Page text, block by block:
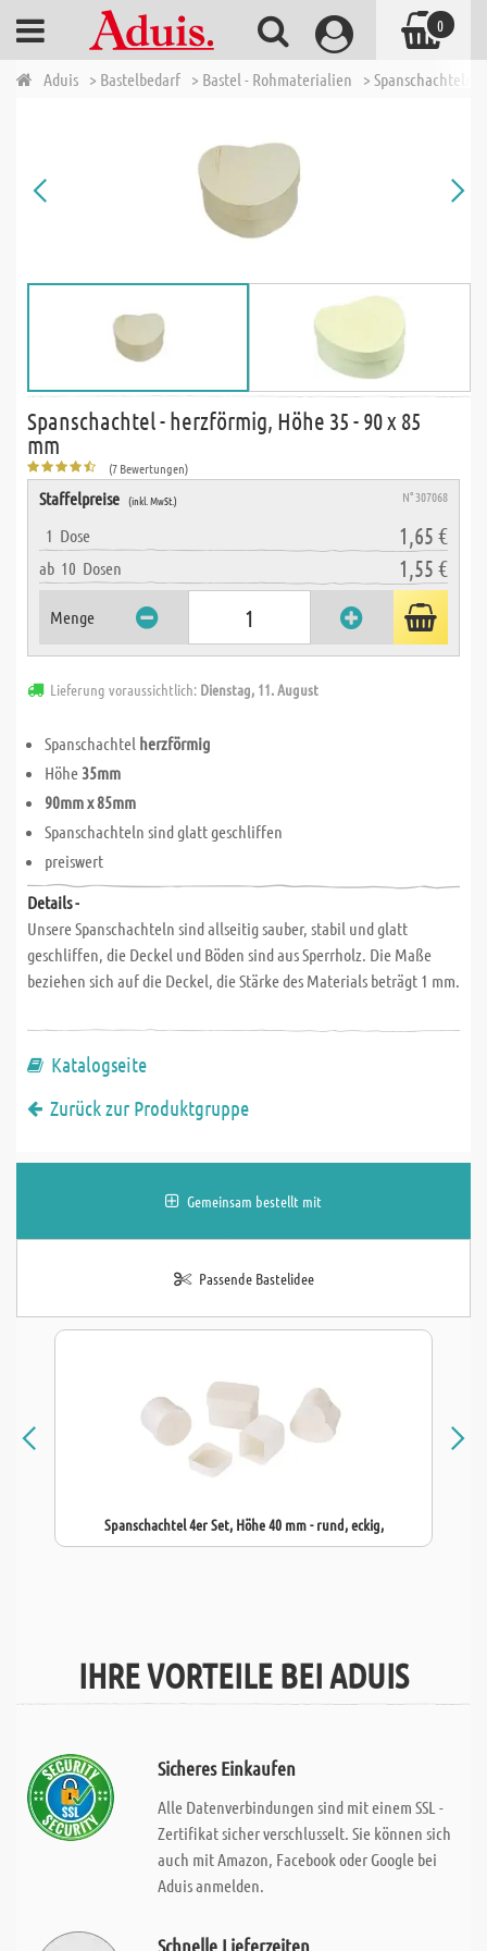
Aduis > Bastelbedarf > Bastel - Rohmaterialien > Spanschachteln -
Spanschachtel - herzförmig, Höhe 35 - 90 x 85
mm
(7 Bewertungen)
Staffelpreise (inkl. MwSt.) N° 307068
1 Dose 1,65 €
ab 10 Dosen 1,55 €
Menge
Lieferung voraussichtlich: Dienstag, 11. August
Spanschachtel herzförmig
Höhe 35mm
90mm x 85mm
Spanschachteln sind glatt geschliffen
preiswert
Details -
Unsere Spanschachteln sind allseitig sauber, stabil und glatt
geschliffen, die Deckel und Böden sind aus Sperrholz. Die Maße
beziehen sich auf die Deckel, die Stärke des Materials beträgt 1 mm.
Katalogseite
Zurück zur Produktgruppe
Gemeinsam bestellt mit
Passende Bastelidee
Spanschachtel 4er Set, Höhe 40 mm - rund, eckig,
IHRE VORTEILE BEI ADUIS
Sicheres Einkaufen
Alle Datenverbindungen sind mit einem SSL -
Zertifikat sicher verschlusselt. Sie können sich
auch mit Amazon, Facebook oder Google bei
Aduis anmelden.
Schnelle Lieferzeiten
0